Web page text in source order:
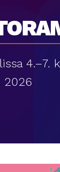
4.–7.
2026